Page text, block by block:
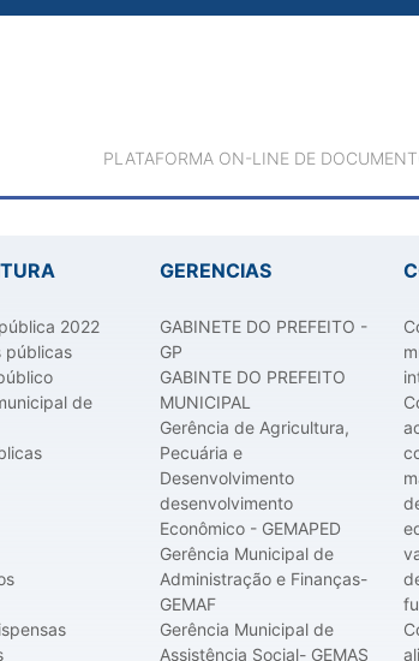
PLATAFORMA ON-LINE DE
2022
públicas
de
GERENCIAS
GABINETE DO PREFEITO -
GP
GABINTE DO PREFEITO
MUNICIPAL
Gerência de Agricultura,
Pecuária e
Desenvolvimento
desenvolvimento
Econômico - GEMAPED
Gerência Municipal de
Administração e Finanças-
GEMAF
Gerência Municipal de
Assistência Social- GEMAS